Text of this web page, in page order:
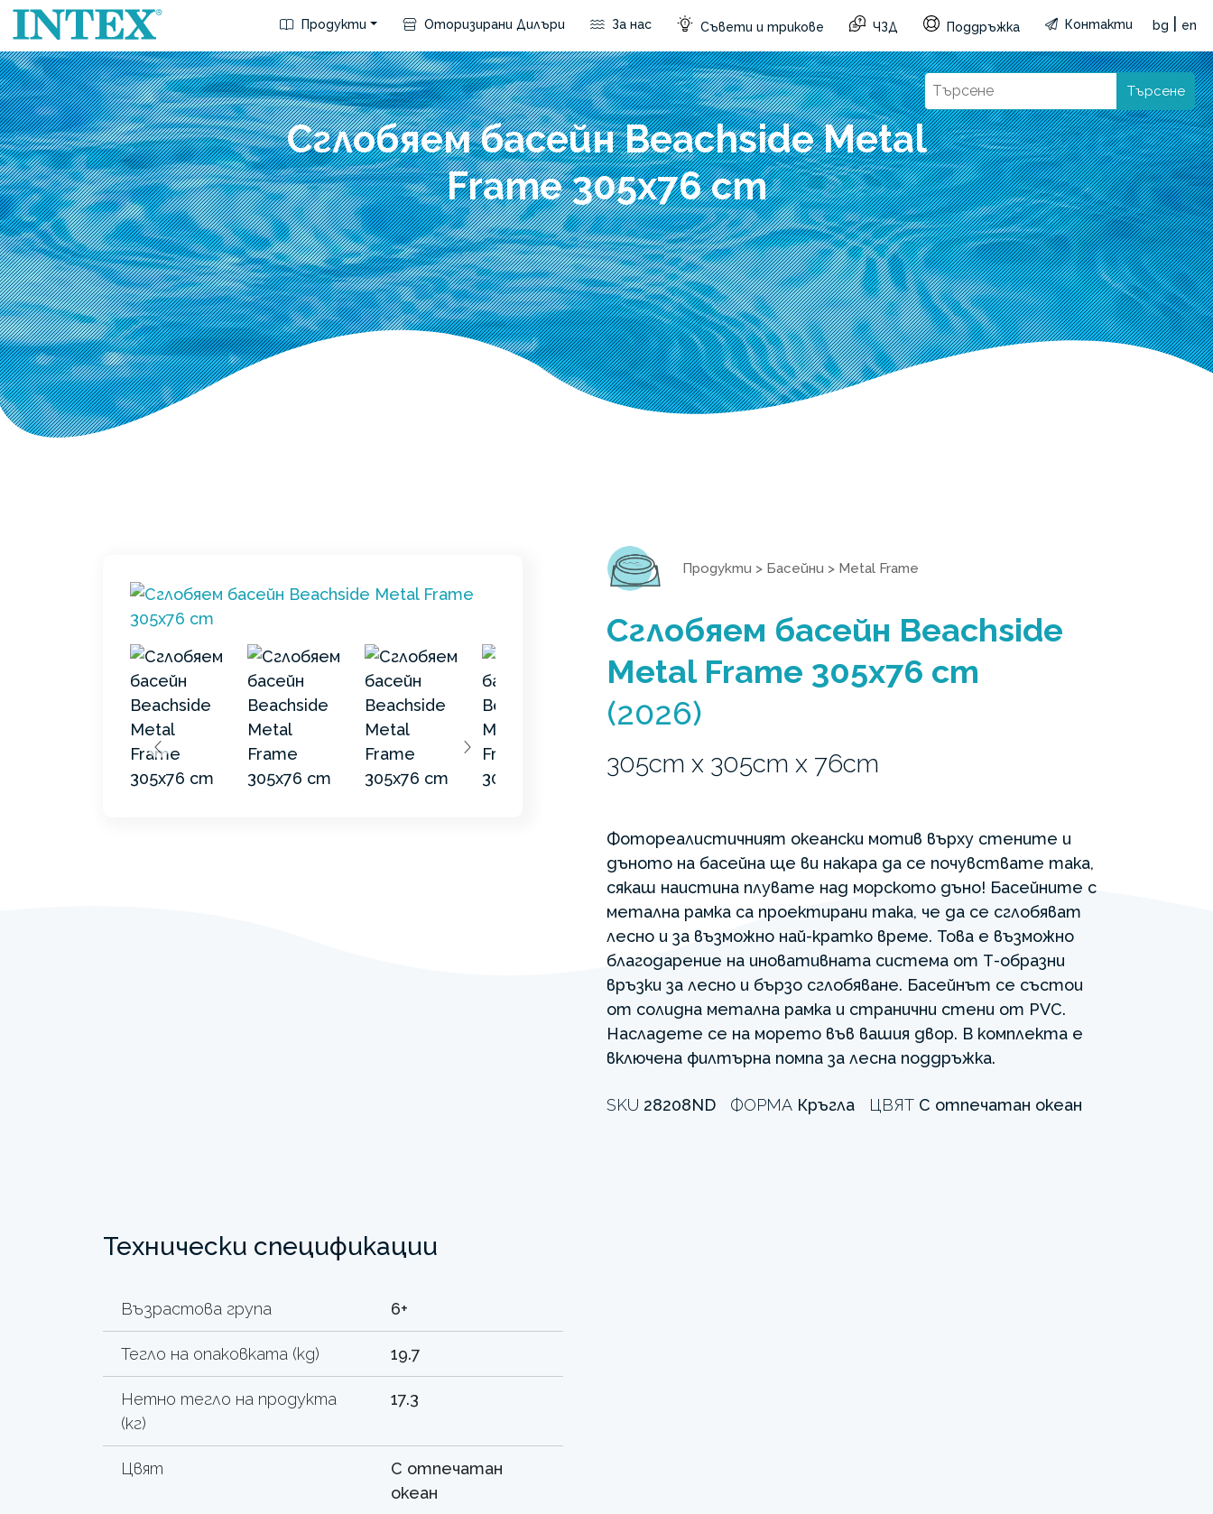
Продукти Оторизирани Дилъри За нас Съвети и трикове ЧЗД Поддръжка Контакти bg en
Търсене
Сглобяем басейн Beachside Metal
Frame 305x76 cm
Продукти > Басейни > Metal Frame
Сглобяем басейн Beachside
Metal Frame 305x76 cm
(2026)
305cm x 305cm x 76cm
Фотореалистичният океански мотив върху стените и
дъното на басейна ще ви накара да се почувствате така,
сякаш наистина плувате над морското дъно! Басейните с
метална рамка са проектирани така, че да се сглобяват
лесно и за възможно най-кратко време. Това е възможно
благодарение на иновативната система от Т-образни
връзки за лесно и бързо сглобяване. Басейнът се състои
от солидна метална рамка и странични стени от PVC.
Насладете се на морето във вашия двор. В комплекта е
включена филтърна помпа за лесна поддръжка.
SKU 28208ND ФОРМА Кръгла ЦВЯТ С отпечатан океан
Технически спецификации
Възрастова група 6+
Тегло на опаковката (kg) 19.7
Нетно тегло на продукта
(кг)
17.3
Цвят
С отпечатан
океан